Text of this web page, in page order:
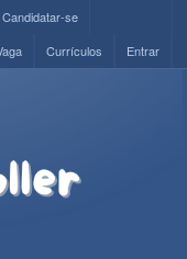
Candidatar-se
Entrar
Currículos